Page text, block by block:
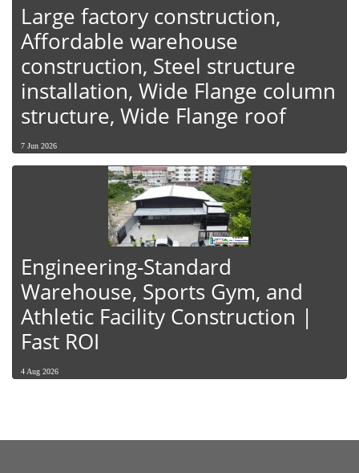
Large factory construction,
Affordable warehouse
construction, Steel structure
installation, Wide Flange column
structure, Wide Flange roof
7 Jun 2026
Engineering-Standard
Warehouse, Sports Gym, and
Athletic Facility Construction |
Fast ROI
4 Aug 2026